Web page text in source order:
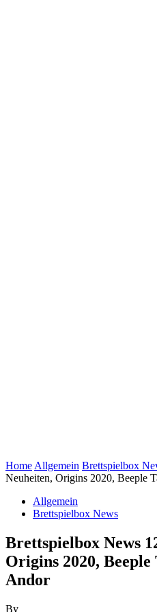
Home Allgemein Brettspielbox
Neuheiten, Origins 2020, Beeple
Allgemein
Brettspielbox News
Brettspielbox News
Origins 2020,
Andor
By